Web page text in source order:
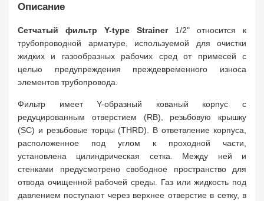
Описание
Сетчатый фильтр Y-type Strainer 1/2" относится к
трубопроводной арматуре, используемой для очистки
жидких и газообразных рабочих сред от примесей с
целью предупреждения преждевременного износа
элементов трубопровода.
Фильтр имеет Y-образный кованый корпус с
редуцированным отверстием (RB), резьбовую крышку
(SC) и резьбовые торцы (THRD). В ответвление корпуса,
расположенное под углом к проходной части,
установлена цилиндрическая сетка. Между ней и
стенками предусмотрено свободное пространство для
отвода очищенной рабочей среды. Газ или жидкость под
давлением поступают через верхнее отверстие в сетку, в